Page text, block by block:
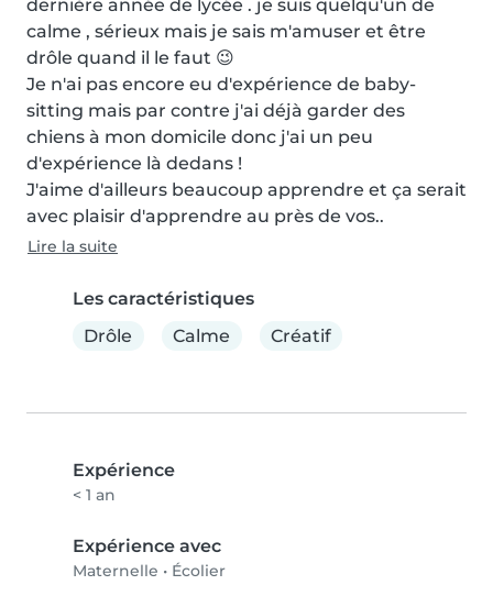
dernière année de lycée . je suis quelqu'un de
calme , sérieux mais je sais m'amuser et être
drôle quand il le faut 😉
Je n'ai pas encore eu d'expérience de baby-
sitting mais par contre j'ai déjà garder des
chiens à mon domicile donc j'ai un peu
d'expérience là dedans !
J'aime d'ailleurs beaucoup apprendre et ça serait
avec plaisir d'apprendre au près de vos..
Lire la suite
Les caractéristiques
Drôle
Calme Créatif
Expérience
< 1 an
Expérience avec
Maternelle • Écolier